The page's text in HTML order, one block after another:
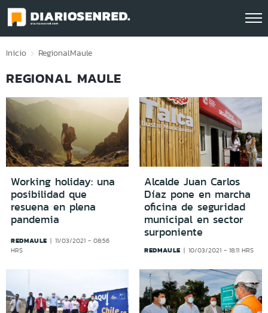
Click acá para ir directamente al contenido
Inicio RegionalMaule
REGIONAL MAULE
Working holiday: una
posibilidad que
resuena en plena
pandemia
REDMAULE
11/03/2021 - 08:56
HRS
Alcalde Juan Carlos
Díaz pone en marcha
oficina de seguridad
municipal en sector
surponiente
REDMAULE 10/03/2021 - 18:11 HRS